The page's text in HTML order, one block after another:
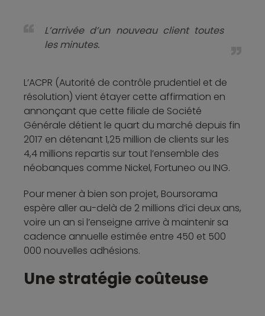
L’arrivée d’un nouveau client toutes
les minutes.
L’ACPR (Autorité de contrôle prudentiel et de
résolution) vient étayer cette affirmation en
annonçant que cette filiale de Société
Générale détient le quart du marché depuis fin
2017 en détenant 1,25 million de clients sur les
4,4 millions repartis sur tout l’ensemble des
néobanques comme Nickel, Fortuneo ou ING.
Pour mener à bien son projet, Boursorama
espère aller au-delà de 2 millions d’ici deux ans,
voire un an si l’enseigne arrive à maintenir sa
cadence annuelle estimée entre 450 et 500
000 nouvelles adhésions.
Une stratégie coûteuse